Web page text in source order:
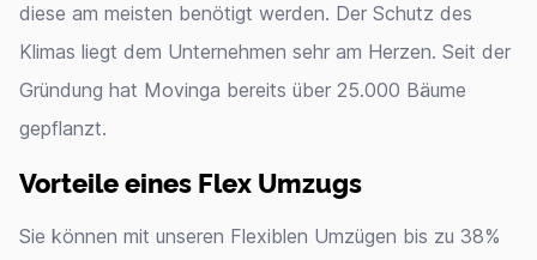
diese am meisten benötigt werden. Der Schutz des
Klimas liegt dem Unternehmen sehr am Herzen. Seit der
Gründung hat Movinga bereits über 25.000 Bäume
gepflanzt.
Vorteile eines Flex Umzugs
Sie können mit unseren Flexiblen Umzügen bis zu 38%